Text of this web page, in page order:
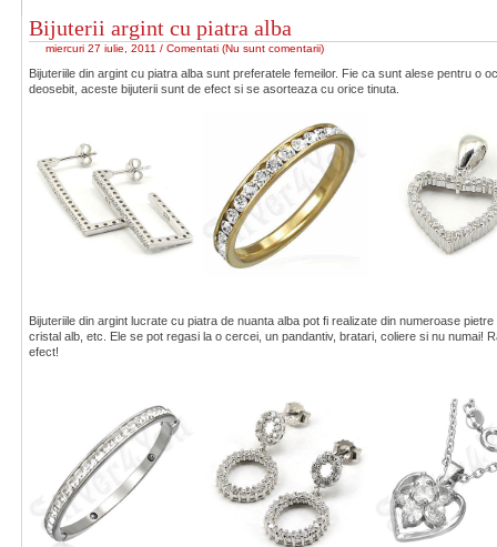
Bijuterii argint cu piatra alba
miercuri 27 iulie, 2011 / Comentati (Nu sunt comentarii)
Bijuteriile din argint cu piatra alba sunt preferatele femeilor. Fie ca sunt alese pentru o
deosebit, aceste bijuterii sunt de efect si se asorteaza cu orice tinuta.
Bijuteriile din argint lucrate cu piatra de nuanta alba pot fi realizate din numeroase
cristal alb, etc. Ele se pot regasi la o cercei, un pandantiv, bratari, coliere si nu numai!
efect!